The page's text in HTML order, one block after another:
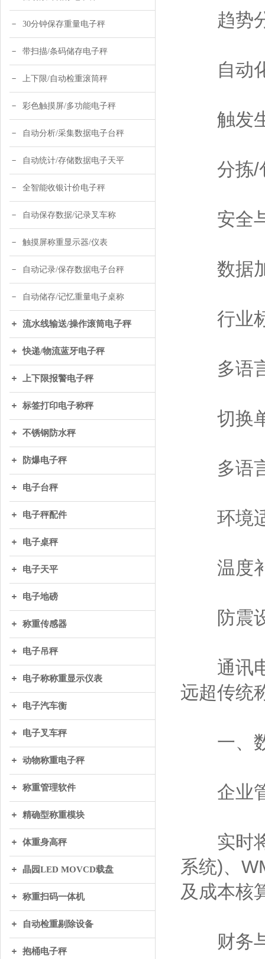
30分钟保存重量电子秤
带扫描/条码储存电子秤
上下限/自动检重滚筒秤
彩色触摸屏/多功能电子秤
自动分析/采集数据电子台秤
自动统计/存储数据电子天平
全智能收银计价电子秤
自动保存数据/记录叉车称
触摸屏称重显示器/仪表
自动记录/保存数据电子台秤
自动储存/记忆重量电子桌称
流水线输送/操作滚筒电子秤
快递/物流蓝牙电子秤
上下限报警电子秤
标签打印电子称秤
不锈钢防水秤
防爆电子秤
电子台秤
电子秤配件
电子桌秤
电子天平
电子地磅
称重传感器
电子吊秤
电子称称重显示仪表
电子汽车衡
电子叉车秤
动物称重电子秤
称重管理软件
精确型称重模块
体重身高秤
晶园LED MOVCD载盘
称重扫码一体机
自动检重剔除设备
抱桶电子秤
趋势
自动化
触发生
分拣/
安全与
数据
行业标
多语言
切换
多语
环境适
温度
防震
通讯电
远超传统
一、数
企业管
实时将
系统)、
及成本核
财务与